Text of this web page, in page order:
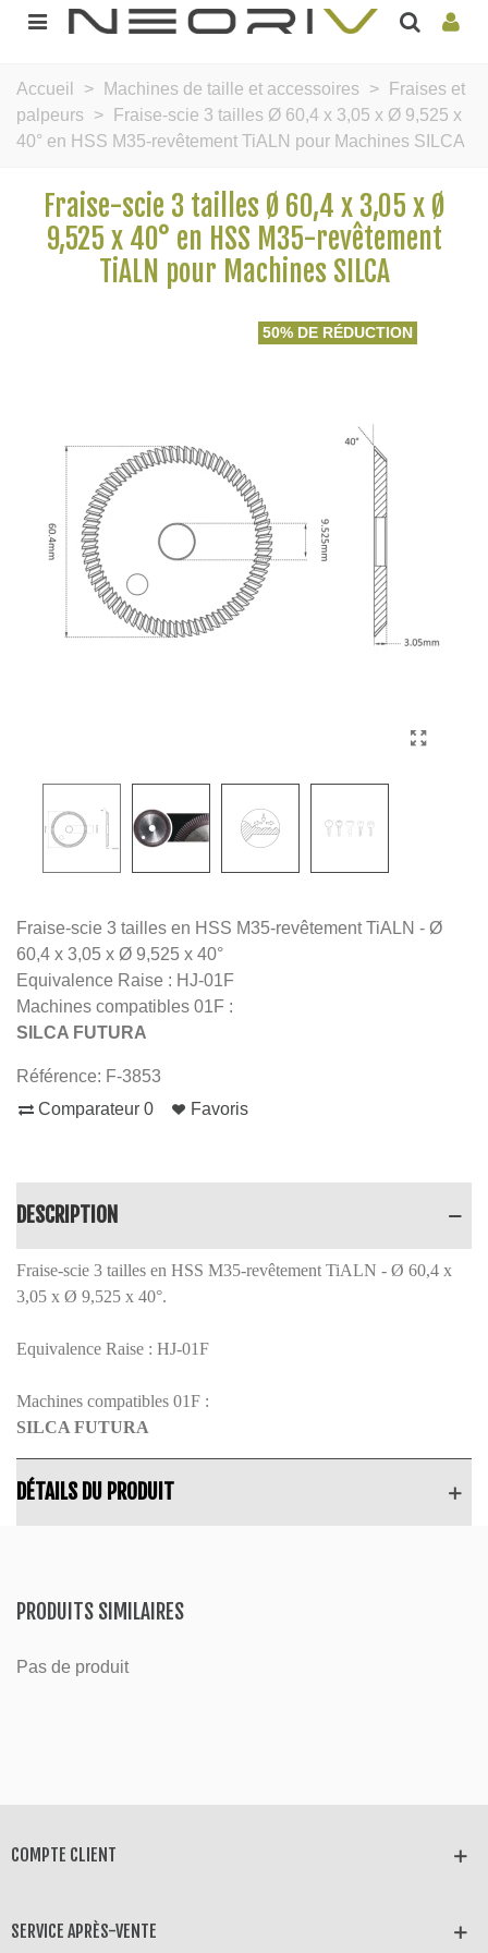
Accueil > Machines de taille et accessoires >
Fraises et
palpeurs
>
Fraise-scie 3 tailles Ø 60,4 x 3,05 x Ø 9,525 x
40° en HSS M35-revêtement TiALN pour Machines SILCA
Fraise-scie 3 tailles Ø 60,4 x 3,05 x Ø
9,525 x 40° en HSS M35-revêtement
TiALN pour Machines SILCA
50% DE RÉDUCTION
Fraise-scie 3 tailles en HSS M35-revêtement TiALN - Ø
60,4 x 3,05 x Ø 9,525 x 40°
Equivalence Raise : HJ-01F
Machines compatibles 01F :
SILCA FUTURA
Référence: F-3853
Comparateur 0 Favoris
DESCRIPTION
Fraise-scie 3 tailles en HSS M35-revêtement TiALN - Ø 60,4 x
3,05 x Ø 9,525 x 40°.
Equivalence Raise : HJ-01F
Machines compatibles 01F :
SILCA FUTURA
DÉTAILS DU PRODUIT
PRODUITS SIMILAIRES
Pas de produit
COMPTE CLIENT
SERVICE APRÈS-VENTE